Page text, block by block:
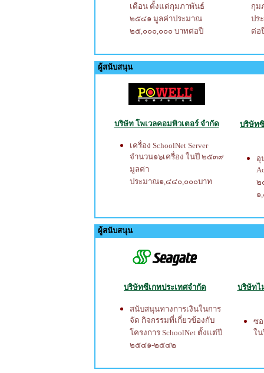
เดือน ตั้งแต่กุมภาพันธ์
๒๕๔๑ มูลค่าประมาณ
๒๕,๐๐๐,๐๐๐ บาทต่อปี
กุม
ปร
ต่อ
ผู้สนับสนุน
บริษัท โพเวลคอมพิวเตอร์ จำกัด
เครื่อง SchoolNet Server
จำนวน๑๖เครื่อง ในปี ๒๕๓๙
มูลค่า
ประมาณ๑,๔๔๐,๐๐๐บาท
บริษัท
อุ
๒
๑
ผู้สนับสนุน
บริษัทซีเกทประเทศจำกัด
สนับสนุนทางการเงินในการ
จัด กิจกรรมที่เกี่ยวข้องกับ
โครงการ SchoolNet ตั้งแต่ปี
๒๕๔๑-๒๕๔๒
บริษัทไ
ซอ
ใ